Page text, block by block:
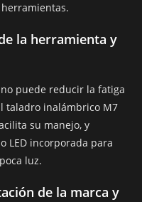
la herramienta y
puede reducir la fatiga
taladro inalámbrico M7
su manejo, y
LED incorporada para
luz.
de la marca y